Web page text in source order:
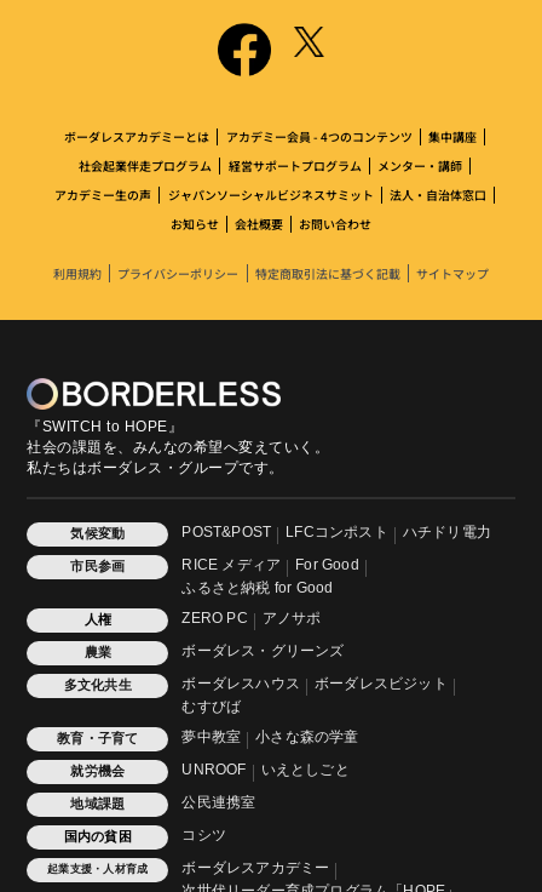
ボーダレスアカデミーとは アカデミー会員 - 4つのコンテンツ
集中講座
社会起業伴走プログラム
経営サポートプログラム
メンター・講師
アカデミー生の声
ジャパンソーシャルビジネスサミット
法人・自治体窓口
お知らせ
会社概要 お問い合わせ
利用規約 プライバシーポリシー 特定商取引法に基づく記載 サイトマップ
『SWITCH to HOPE』
社会の課題を、みんなの希望へ変えていく。
私たちはボーダレス・グループです。
気候変動 POST&POST LFCコンポスト ハチドリ電力
市民参画 RICE メディア
For Good
ふるさと納税 for Good
人権 ZERO PC アノサポ
農業 ボーダレス・グリーンズ
多文化共生 ボーダレスハウス
ボーダレスビジット
むすびば
教育・子育て 夢中教室 小さな森の学童
就労機会 UNROOF いえとしごと
地域課題 公民連携室
国内の貧困 コシツ
起業支援・人材育成
ボーダレスアカデミー